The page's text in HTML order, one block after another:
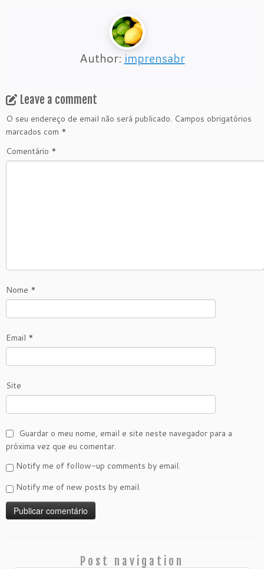
Author: imprensabr
Leave a comment
O seu endereço de email não será publicado. Campos obrigatórios
marcados com *
Comentário *
Nome *
Email *
Site
Guardar o meu nome, email e site neste navegador para a
próxima vez que eu comentar.
Notify me of follow-up comments by email.
Notify me of new posts by email.
Post navigation